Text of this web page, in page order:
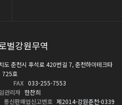
벌강원무역
도 춘천시 후석로 420번길 7, 춘천하이테크타
725호
FAX 033-255-7553
관리자 한찬희
통신판매업신고번호 제2014-강원춘천-0339